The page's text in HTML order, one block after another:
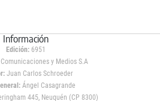
Información
Edición: 6951
y Medios S.A
Juan Carlos Schroeder
Ángel Casagrande
445, Neuquén (CP 8300)